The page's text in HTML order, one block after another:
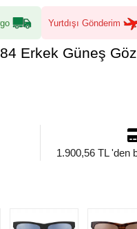
Yurtdışı Gönderim
Erkek Güneş
1.900,56 TL 'den